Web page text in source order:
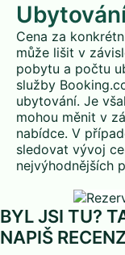
Cena za
může lišit v
pobytu a počtu
služby
ubytování. Je
mohou měnit v
nabídce. V
sledovat vývoj
nejvýhodnějších
BYL JSI TU?
NAPIŠ